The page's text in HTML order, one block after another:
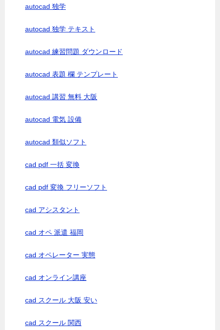
autocad 独学
autocad 独学 テキスト
autocad 練習問題 ダウンロード
autocad 表題 欄 テンプレート
autocad 講習 無料 大阪
autocad 電気 設備
autocad 類似ソフト
cad pdf 一括 変換
cad pdf 変換 フリーソフト
cad アシスタント
cad オペ 派遣 福岡
cad オペレーター 実態
cad オンライン講座
cad スクール 大阪 安い
cad スクール 関西